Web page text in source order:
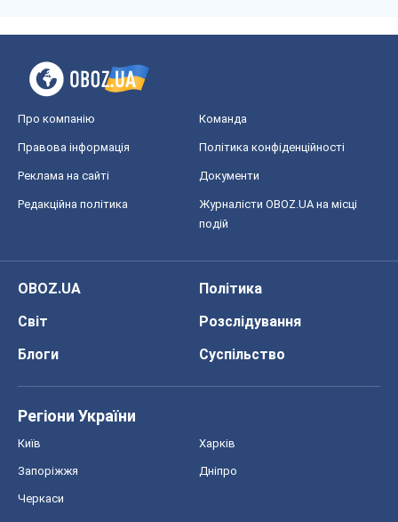
Про компанію Команда
Правова інформація Політика конфіденційності
Реклама на сайті Документи
Редакційна політика
Журналісти OBOZ.UA на місці
подій
OBOZ.UA
Політика
Світ
Розслідування
Блоги
Суспільство
Регіони України
Київ Харків
Запоріжжя Дніпро
Черкаси